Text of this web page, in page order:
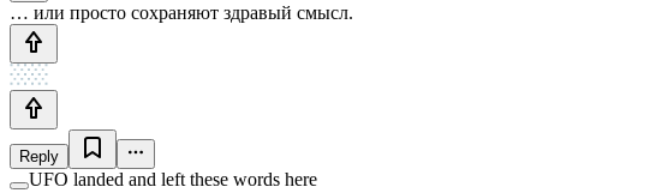
… или просто сохраняют здравый смысл.
Reply
UFO landed and left these words here